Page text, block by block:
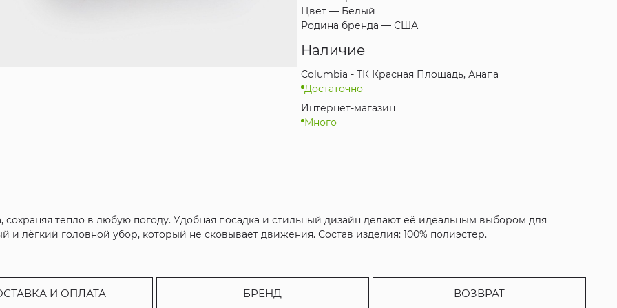
Цвет — Белый
Родина бренда — США
Наличие
Columbia - ТК Красная Площадь, Анапа
Достаточно
Интернет-магазин
Много
тепло в любую погоду. Удобная посадка и стильный дизайн делают её идеальным выбором для
и лёгкий головной убор, который не сковывает движения. Состав изделия: 100% полиэстер.
И ОПЛАТА БРЕНД ВОЗВРАТ